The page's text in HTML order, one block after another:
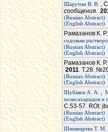
Шарутин В. В. ,
сообщения.
(Russian Abstract)
(English Abstract)
Рамазанов К.
содовым
(Russian Abstract)
(English Abstract)
Рамазанов К.
2011. Т.28.
(Russian Abstract)
(English Abstract)
Шубаков А. А.
,
полисахаридов и
С.53-57. ROI:
(Russian Abstract)
(English Abstract)
Шишмарева Т. М.